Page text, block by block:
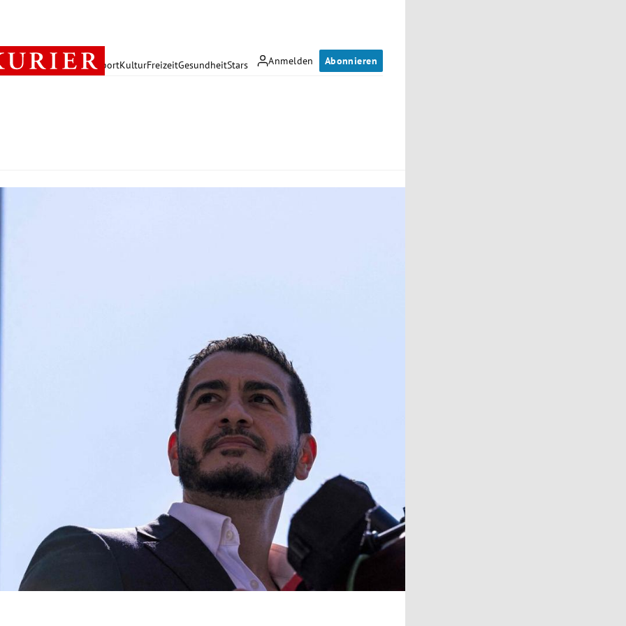
Anmelden Abonnieren
PolitikWirtschaft SportKulturFreizeitGesundheitStars